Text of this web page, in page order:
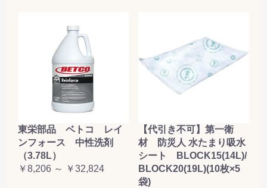
東栄部品 ベトコ レイ
ンフォース 中性洗剤
（3.78L）
￥8,206 ～ ￥32,824
【代引き不可】第一衛
材 防災人 水たまり吸水
シート BLOCK15(14L)/
BLOCK20(19L)(10枚×5
袋)